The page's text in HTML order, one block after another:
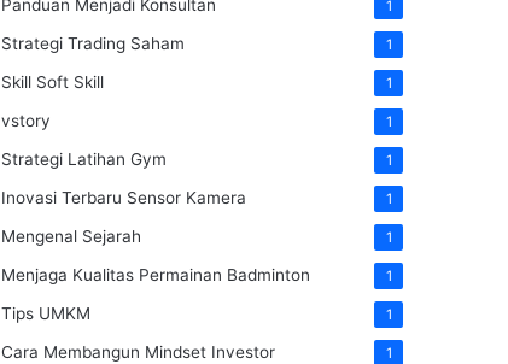
Panduan Menjadi Konsultan 1
Strategi Trading Saham 1
Skill Soft Skill 1
vstory 1
Strategi Latihan Gym 1
Inovasi Terbaru Sensor Kamera 1
Mengenal Sejarah 1
Menjaga Kualitas Permainan Badminton 1
Tips UMKM 1
Cara Membangun Mindset Investor 1